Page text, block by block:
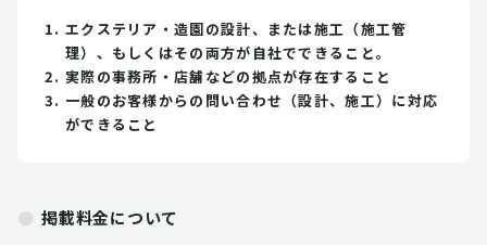
エクステリア・造園の設計、または施工（施工管
理）、もしくはその両方が自社でできること。
実際の事務所・店舗などの拠点が存在すること
一般のお客様からの問い合わせ（設計、施工）に対応
ができること
掲載料金について